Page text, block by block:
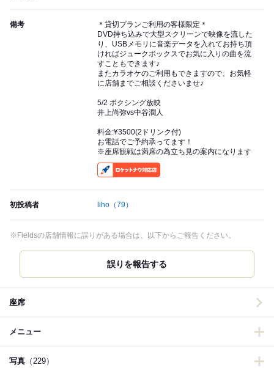
備考
＊貸切プランご利用の客様限定＊
DVD持ち込みで大型スクリーンで映像を流した
り、USBメモリに音楽データを入れてお持ち頂
ければジュークボックスでお気に入りの曲を流
すこともできます♪
またカラオケのご利用もできますので、お気軽
に店舗までご相談くださいませ♪
5/2 ボクシング放映
井上尚弥vs中谷潤人
料金:¥3500(2ドリンク付)
お電話でご予約承ってます！
※座席観戦は満席の為立ち見の案内になります
初投稿者 liho （79）
※Fieldsの店舗情報に誤りがある場合は、以下からご報告ください。
誤りを報告する
座席
メニュー
写真 （229）